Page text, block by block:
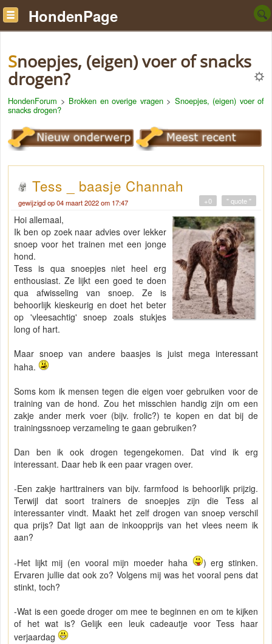
HondenPage
Snoepjes, (eigen) voer of snacks
drogen?
HondenForum > Brokken en overige vragen> Snoepjes, (eigen) voer of
snacks drogen?
Tess _ baasje Channah
gewijzigd op 04 maart 2022 om 17:47 " quote "
+0
Hoi allemaal,
Ik ben op zoek naar advies over lekker
snoep voor het trainen met een jonge
hond.
Tess is qua snoepjes niet heel erg
enthousiast. Ze lijkt een goed te doen
qua afwisseling van snoep. Ze is
behoorlijk kieskeurig en doet het beter
op 'vleesachtig' snoep zoals stukjes
long of hart.
Maar snoep van andere baasjes is juist mega interessant
haha.
Soms kom ik mensen tegen die eigen voer gebruiken voor de
training van de hond. Zou het misschien handig zijn om een
zakje ander merk voer (bijv. frolic?) te kopen en dat bij de
trainingssnoep verzameling te gaan gebruiken?
Dan ben ik ook drogen tegengekomen. Dat vind ik erg
interessant. Daar heb ik een paar vragen over.
-Een zakje harttrainers van bijv. farmfood is behoorlijk prijzig.
Terwijl dat soort trainers de snoepjes zijn die Tess al
interessanter vindt. Maakt het zelf drogen van snoep verschil
qua prijs? Dat ligt aan de inkoopprijs van het vlees neem ik
aan?
-Het lijkt mij (en vooral mijn moeder haha
) erg stinken.
Ervaren jullie dat ook zo? Volgens mij was het vooral pens dat
stinkt, toch?
-Wat is een goede droger om mee te beginnen en om te kijken
of het wat is? Gelijk een leuk cadeautje voor Tess haar
verjaardag